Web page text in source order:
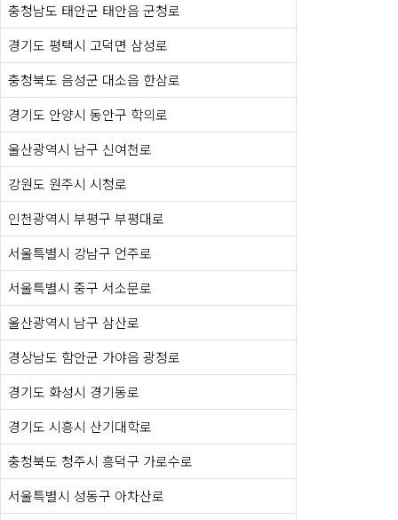
충청남도 태안군 태안읍 군청로
경기도 평택시 고덕면 삼성로
충청북도 음성군 대소읍 한삼로
경기도 안양시 동안구 학의로
울산광역시 남구 신여천로
강원도 원주시 시청로
인천광역시 부평구 부평대로
서울특별시 강남구 언주로
서울특별시 중구 서소문로
울산광역시 남구 삼산로
경상남도 함안군 가야읍 광정로
경기도 화성시 경기동로
경기도 시흥시 산기대학로
충청북도 청주시 흥덕구 가로수로
서울특별시 성동구 아차산로